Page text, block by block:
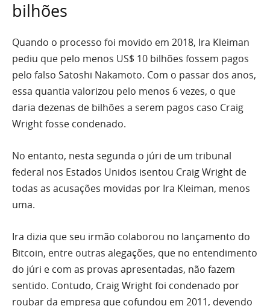
bilhões
Quando o processo foi movido em 2018, Ira Kleiman
pediu que pelo menos US$ 10 bilhões fossem pagos
pelo falso Satoshi Nakamoto. Com o passar dos anos,
essa quantia valorizou pelo menos 6 vezes, o que
daria dezenas de bilhões a serem pagos caso Craig
Wright fosse condenado.
No entanto, nesta segunda o júri de um tribunal
federal nos Estados Unidos isentou Craig Wright de
todas as acusações movidas por Ira Kleiman, menos
uma.
Ira dizia que seu irmão colaborou no lançamento do
Bitcoin, entre outras alegações, que no entendimento
do júri e com as provas apresentadas, não fazem
sentido. Contudo, Craig Wright foi condenado por
roubar da empresa que cofundou em 2011, devendo